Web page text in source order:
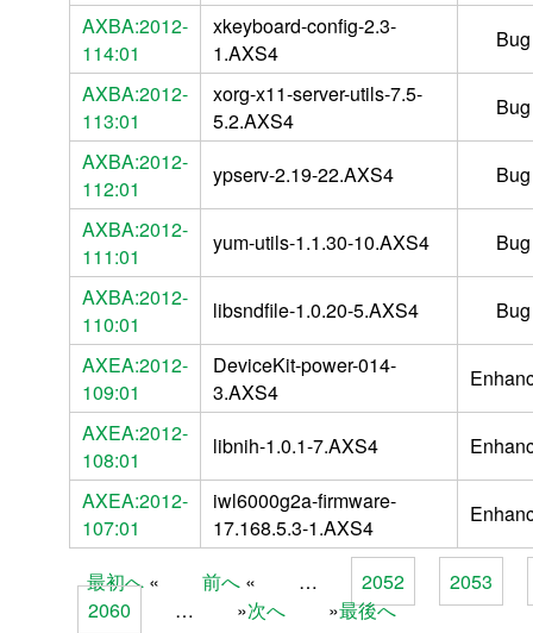
AXBA:2012-
114:01
xkeyboard-config-2.3-
1.AXS4
AXBA:2012-
113:01
xorg-x11-server-utils-7.5-
5.2.AXS4
AXBA:2012-
112:01
ypserv-2.19-22.AXS4
AXBA:2012-
111:01
yum-utils-1.1.30-10.AXS4
AXBA:2012-
110:01
libsndfile-1.0.20-5.AXS4
AXEA:2012-
109:01
DeviceKit-power-014-
3.AXS4
AXEA:2012-
108:01
libnih-1.0.1-7.AXS4
AXEA:2012-
107:01
iwl6000g2a-firmware-
17.168.5.3-1.AXS4
Pages
最初へ 前へ … 2052
2053
2060
… 次へ 最後へ